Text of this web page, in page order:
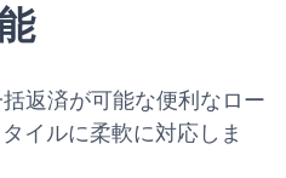
返済が可能な便利なロー
イルに柔軟に対応しま